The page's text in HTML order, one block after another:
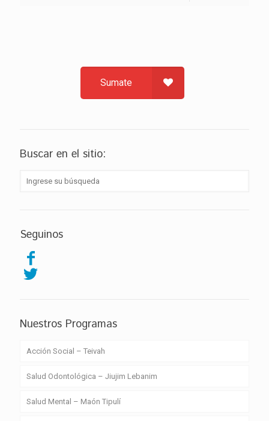
Sumate
Buscar en el sitio:
Seguinos
Nuestros Programas
Acción Social – Teivah
Salud Odontológica – Jiujim Lebanim
Salud Mental – Maón Tipulí